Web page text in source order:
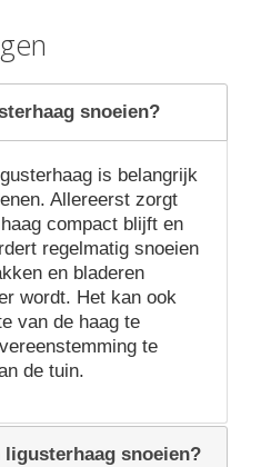
snoeien?
is belangrijk
Allereerst zorgt
compact blijft en
regelmatig snoeien
en bladeren
wordt. Het kan ook
van de haag te
te
de tuin.
ligusterhaag snoeien?